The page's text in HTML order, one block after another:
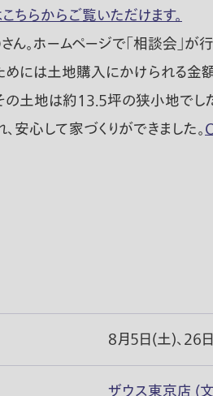
ちらからご覧いただけます。
。ホームページで「相談会」
には土地購入にかけられる金
の土地は約13.5坪の狭小地で
安心して家づくりができました。
8月5日(土)、
ザウス東京店 (